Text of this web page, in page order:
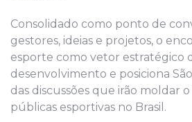
Consolidado como ponto de
gestores, ideias e projetos, o
esporte como vetor estratégico
desenvolvimento e posiciona
das discussões que irão moldar
públicas esportivas no Brasil.